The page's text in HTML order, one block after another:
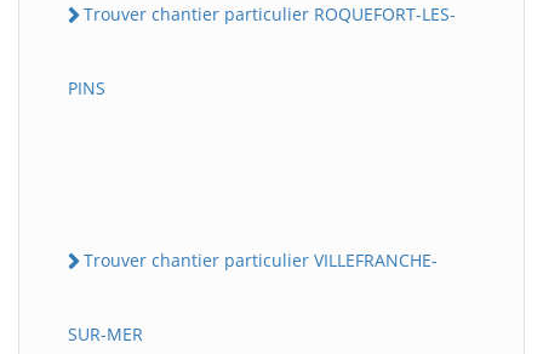
Trouver chantier particulier ROQUEFORT-LES-
PINS
Trouver chantier particulier VILLEFRANCHE-
SUR-MER